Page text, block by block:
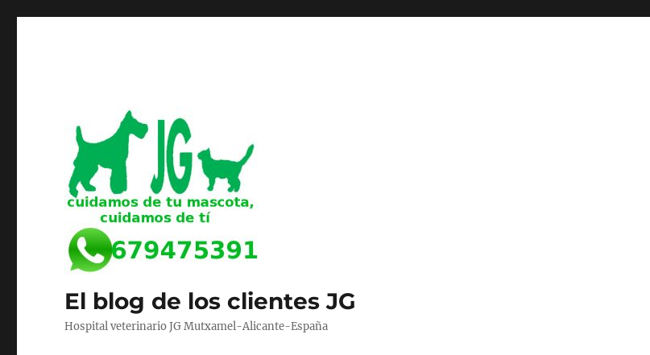
El blog de los clientes JG
Hospital veterinario JG Mutxamel-Alicante-España